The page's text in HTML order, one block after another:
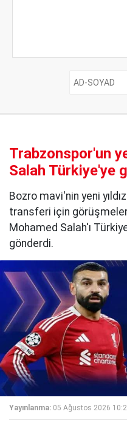
Trabzonspor'un
Salah Türkiye'ye
Bozro mavi'nin yeni
transferi için
Mohamed Salah'ı
gönderdi.
Yayınlanma: 05 Ağustos 2026